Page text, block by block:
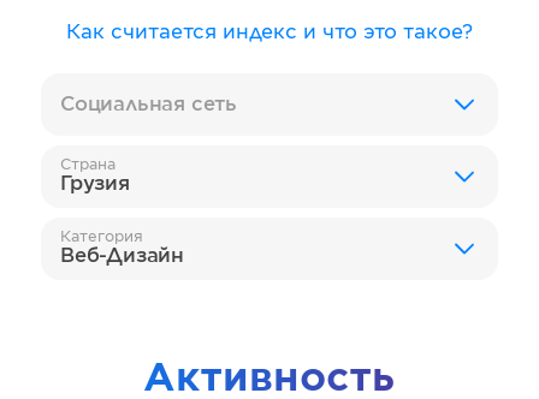
Как считается индекс и что это такое?
Социальная сеть
Страна
Грузия
Категория
Веб-Дизайн
Активность